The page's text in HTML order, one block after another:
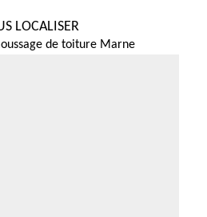
LOCALISER
de toiture Marne